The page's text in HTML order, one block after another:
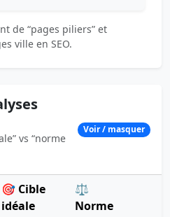
de “pages piliers” et
ville en SEO.
vs “norme
Voir / masquer
🎯 Cible
idéale
⚖️
Norme